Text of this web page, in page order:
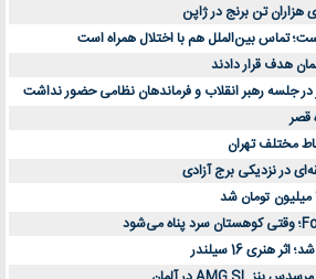
هزاران تن برنج در ژاپن
جلسه رهبر انقلاب و فرماندهان نظامی حضور نداشت
قصر
مختلف تهران
در نزدیکی برج آزادی
هنری 16 سیلندر